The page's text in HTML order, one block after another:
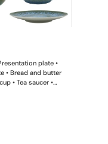
plate •
• Bread and butter
• Tea saucer •
bowl • 2-tier cake
can update the